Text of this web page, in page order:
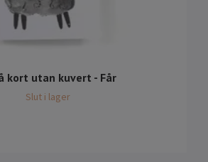
kort utan kuvert - Får
Slut i lager